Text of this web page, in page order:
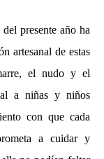
presente año ha
artesanal de estas
el nudo y el
a niñas y niños
con que cada
a cuidar y